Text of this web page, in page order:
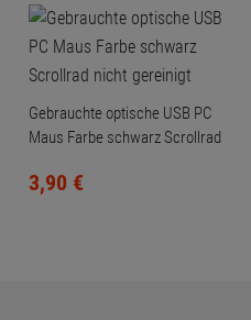
Gebrauchte optische USB PC
Maus Farbe schwarz Scrollrad
3,90 €